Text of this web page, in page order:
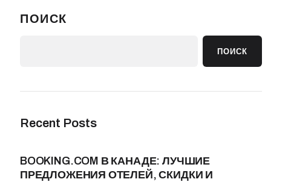
ПОИСК
ПОИСК
Recent Posts
BOOKING.COM В КАНАДЕ: ЛУЧШИЕ
ПРЕДЛОЖЕНИЯ ОТЕЛЕЙ, СКИДКИ И